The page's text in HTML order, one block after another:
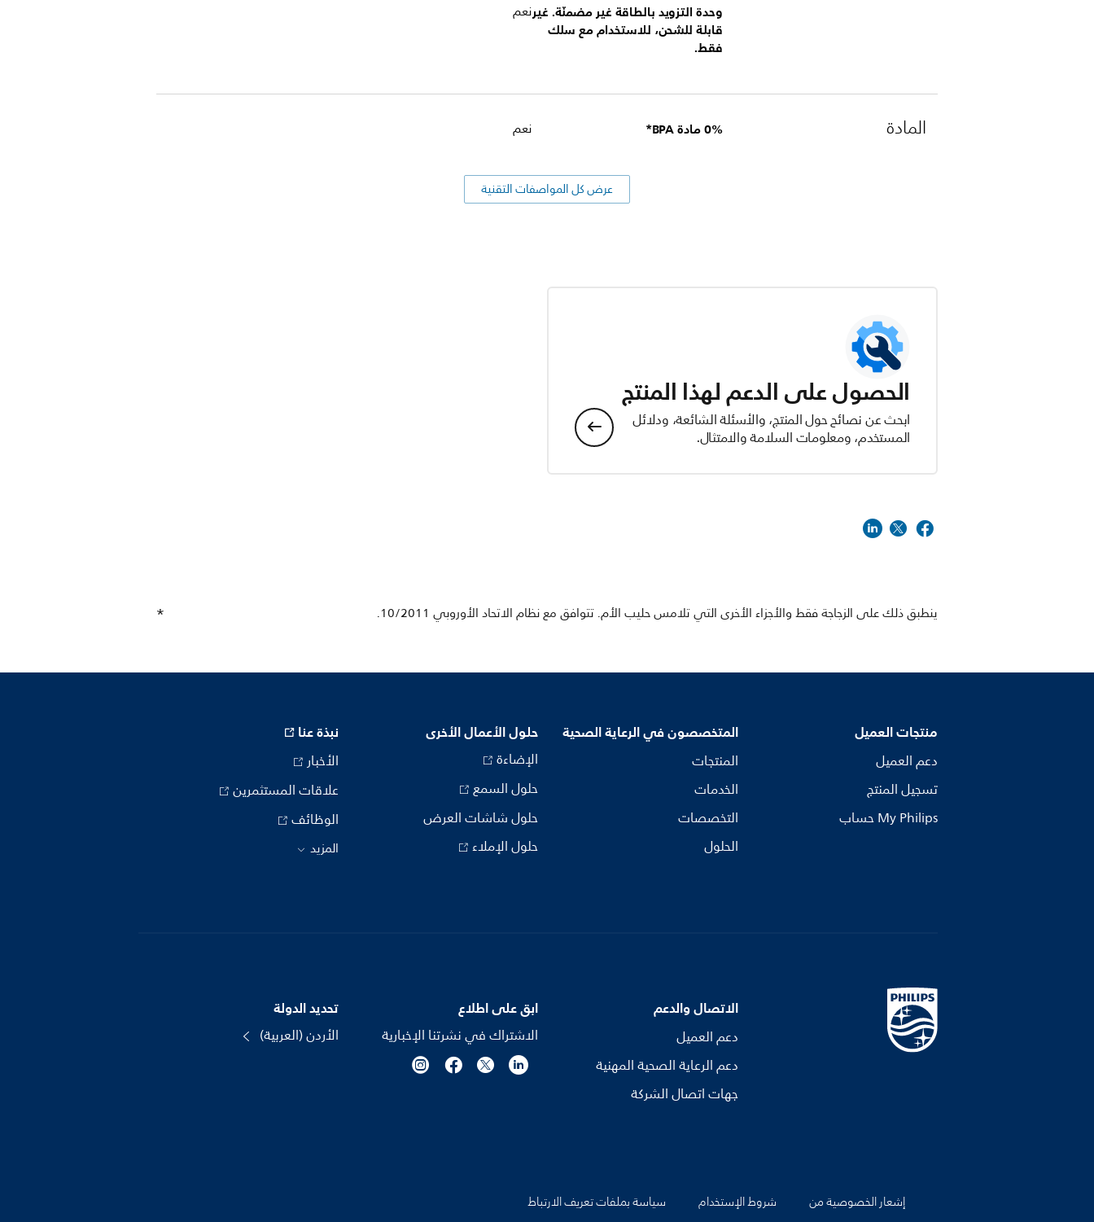
وحدة التزويد بالطاقة غير مضمنّة. غير
قابلة للشحن، للاستخدام مع سلك
فقط.
نعم
المادة 0% مادة BPA* نعم
عرض كل المواصفات التقنية
الحصول على الدعم لهذا المنتج
ابحث عن نصائح حول المنتج، والأسئلة الشائعة، ودلائل
المستخدم، ومعلومات السلامة والامتثال.
ينطبق ذلك على الزجاجة فقط والأجزاء الأخرى التي تلامس حليب الأم. تتوافق مع نظام الاتحاد الأوروبي 10/2011.
منتجات العميل
دعم العميل
تسجيل المنتج
My Philips حساب
المتخصصون في الرعاية الصحية
المنتجات
الخدمات
التخصصات
الحلول
حلول الأعمال الأخرى
الإضاءة
حلول السمع
حلول شاشات العرض
حلول الإملاء
نبذة عنا
الأخبار
علاقات المستثمرين
الوظائف
المزيد
الاتصال والدعم
دعم العميل
دعم الرعاية الصحية المهنية
جهات اتصال الشركة
ابق على اطلاع
الاشتراك في نشرتنا الإخبارية
تحديد الدولة
الأردن (العربية)
إشعار الخصوصية من شروط الإستخدام
سياسة بملفات تعريف الارتباط